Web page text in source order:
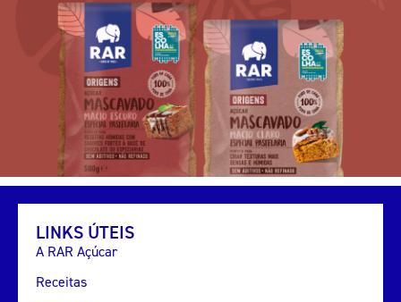
LINKS ÚTEIS
A RAR Açúcar
Receitas